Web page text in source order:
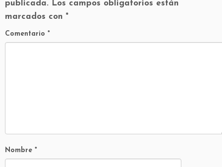
publicada. Los campos obligatorios están
marcados con *
Comentario *
Nombre *